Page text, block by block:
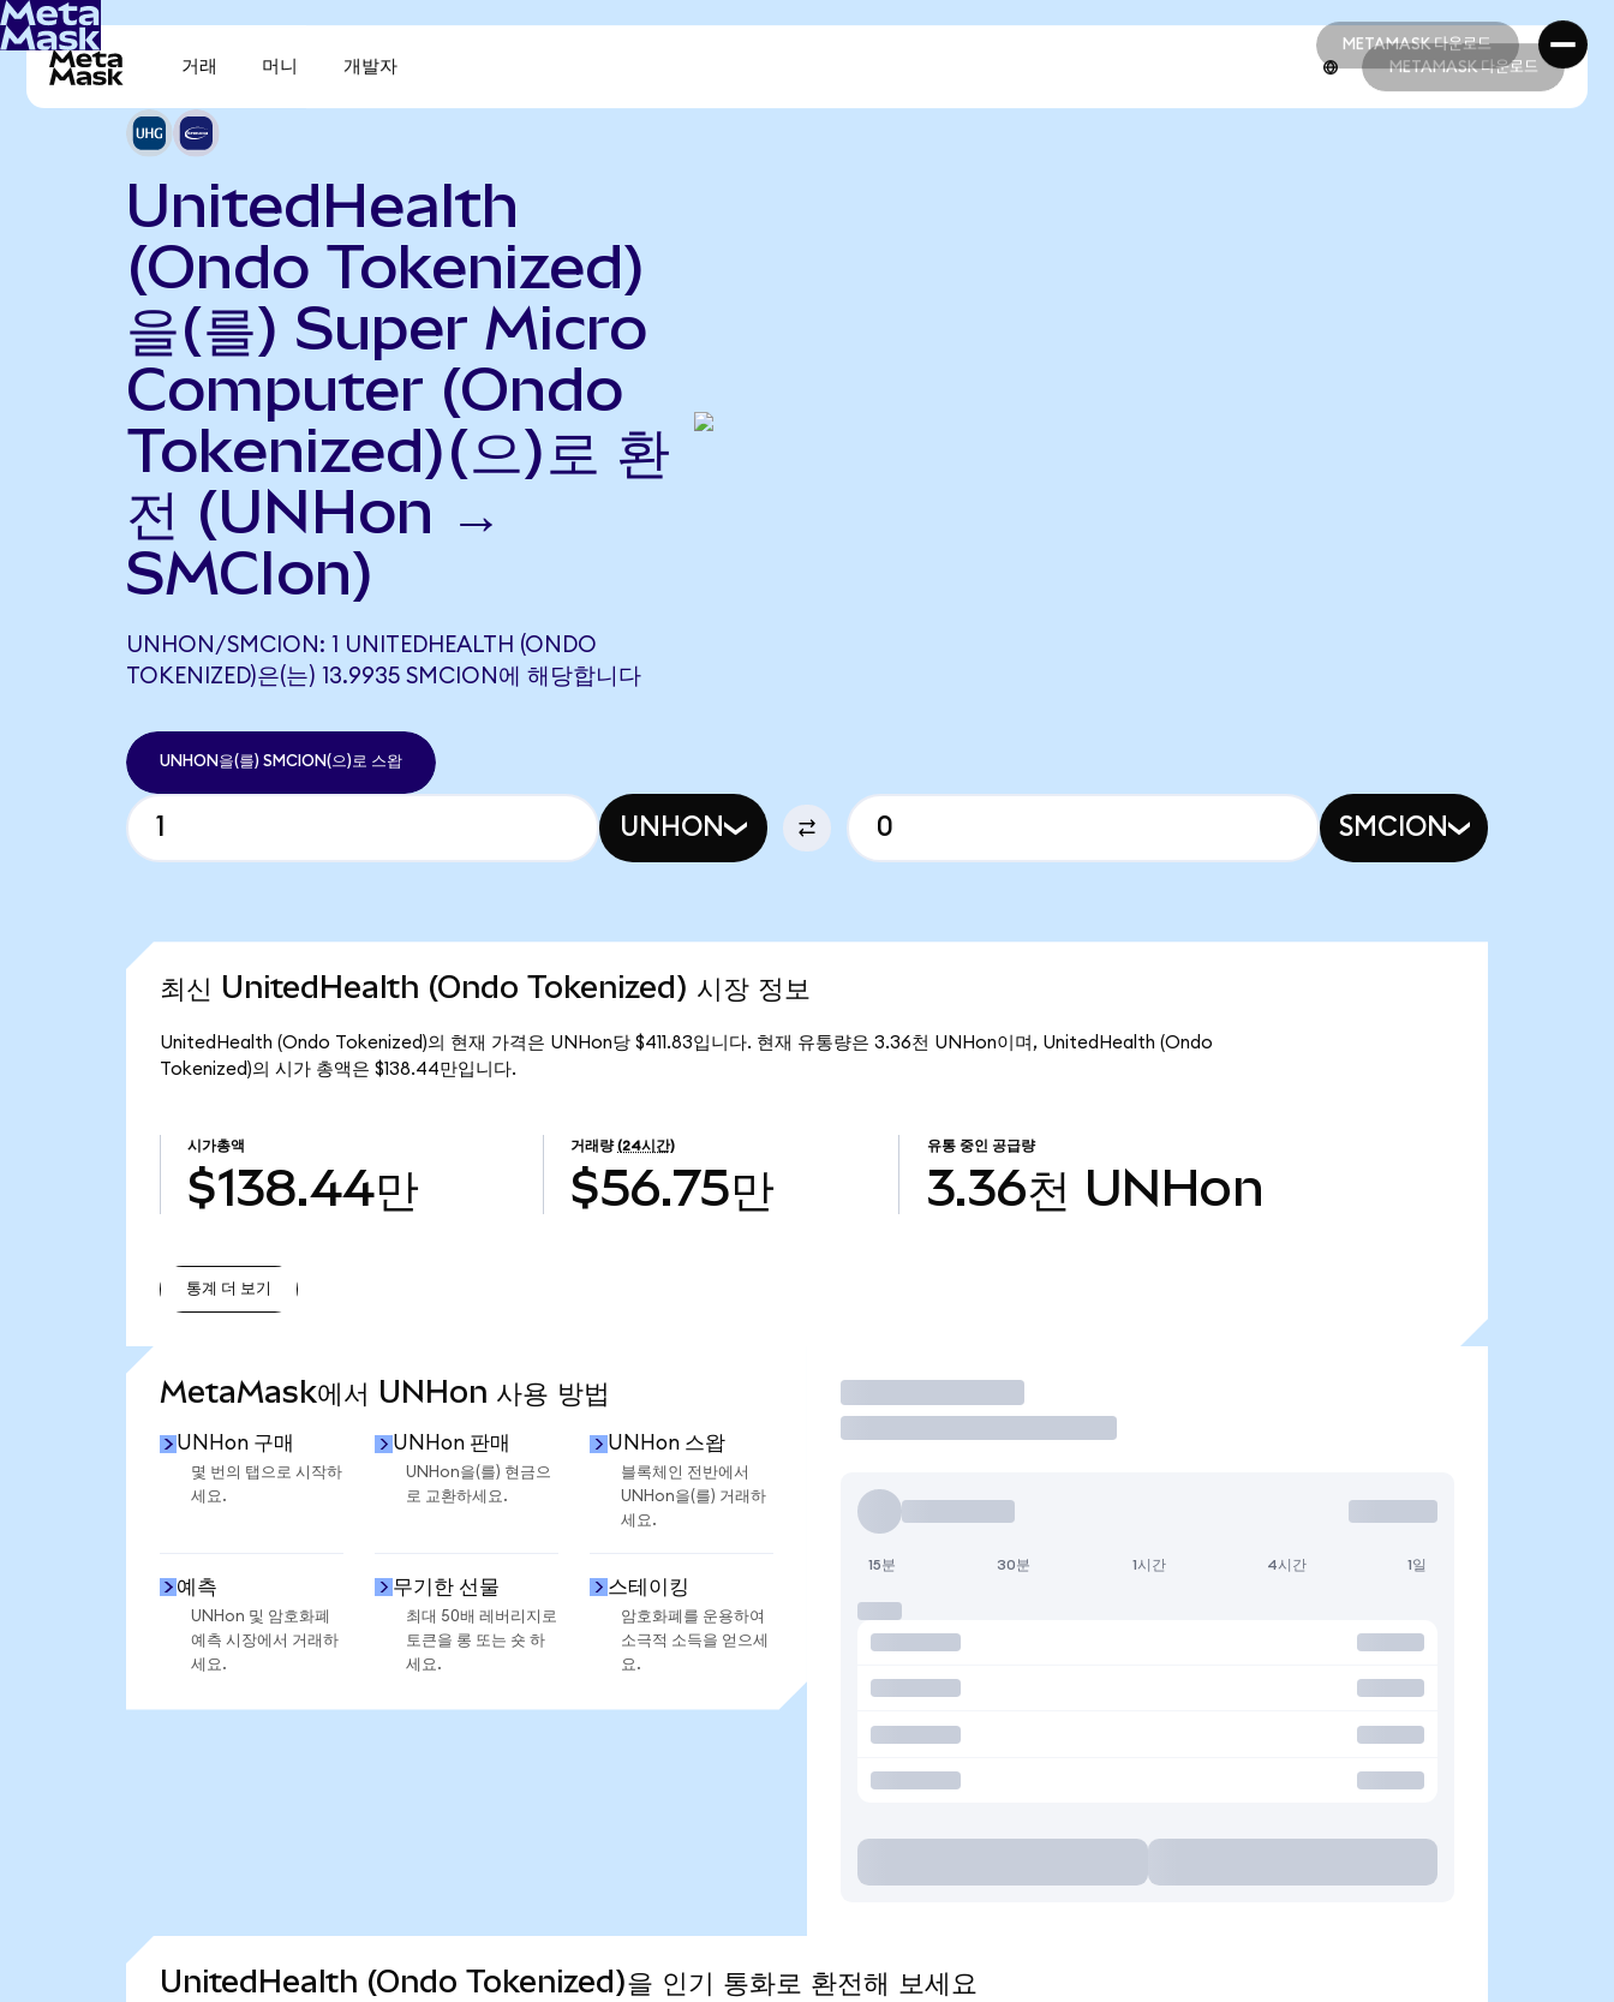
METAMASK 다운로드
METAMASK 다운로드
거래 머니 개발자 METAMASK 다운로드
UnitedHealth
(Ondo Tokenized)
을(를) Super Micro
Computer (Ondo
Tokenized)(으)로 환
전 (UNHon →
SMCIon)
UNHON/SMCION: 1 UNITEDHEALTH (ONDO
TOKENIZED)은(는) 13.9935 SMCION에 해당합니다
UNHON을(를) SMCION(으)로 스왑
UNHON SMCION
최신 UnitedHealth (Ondo Tokenized) 시장 정보
UnitedHealth (Ondo Tokenized)의 현재 가격은 UNHon당 $411.83입니다. 현재 유통량은 3.36천 UNHon이며, UnitedHealth (Ondo
Tokenized)의 시가 총액은 $138.44만입니다.
시가총액
$138.44만
거래량 (24시간)
$56.75만
유통 중인 공급량
3.36천 UNHon
통계 더 보기
MetaMask에서 UNHon 사용 방법
UNHon 구매
몇 번의 탭으로 시작하
세요.
UNHon 판매
UNHon을(를) 현금으
로 교환하세요.
UNHon 스왑
블록체인 전반에서
UNHon을(를) 거래하
세요.
예측
UNHon 및 암호화폐
예측 시장에서 거래하
세요.
무기한 선물
최대 50배 레버리지로
토큰을 롱 또는 숏 하
세요.
스테이킹
암호화폐를 운용하여
소극적 소득을 얻으세
요.
거래
15분 30분 1시간 4시간 1일
UnitedHealth (Ondo Tokenized)을 인기 통화로 환전해 보세요